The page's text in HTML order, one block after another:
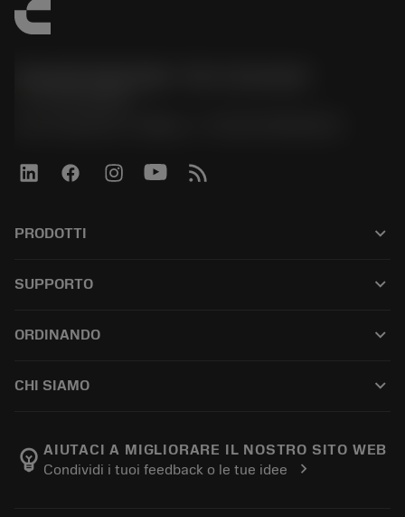
PRODOTTI keyboard_arrow_down
ซอฟต์แวร์ทั้งหมด
SUPPORTO keyboard_arrow_down
ผู้จัดจำหน่ายและผู้เชี่ยวชาญ
ORDINANDO keyboard_arrow_down
สั่งซื้อ
ติดตามคำสั่งซื้อของคุณ
ทำใบเสนอราคา
CHI SIAMO keyboard_arrow_down
Manufacturing Wellness
อาชีพ
emoji_objects AIUTACI A MIGLIORARE IL NOSTRO SITO WEB
Condividi i tuoi feedback o le tue idee
chevron_right